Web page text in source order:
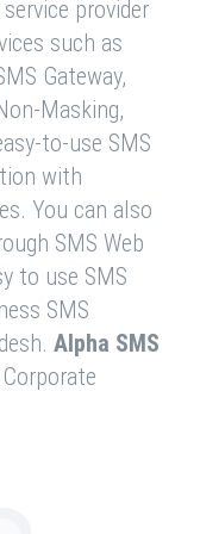
provider
such as
Gateway,
Masking,
to-use SMS
with
You can also
SMS Web
to use SMS
SMS
Alpha SMS